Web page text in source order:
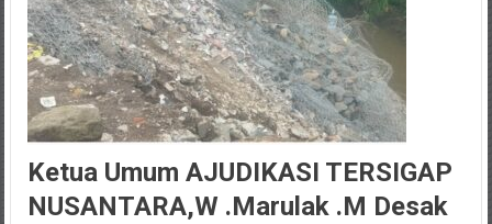
Ketua Umum AJUDIKASI TERSIGAP
NUSANTARA,W .Marulak .M Desak